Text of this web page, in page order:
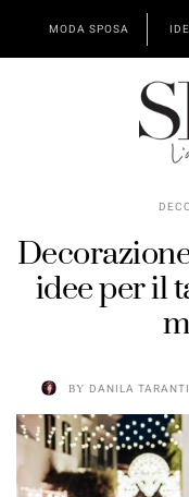
MODA SPOSA
idee per il
BY DANILA